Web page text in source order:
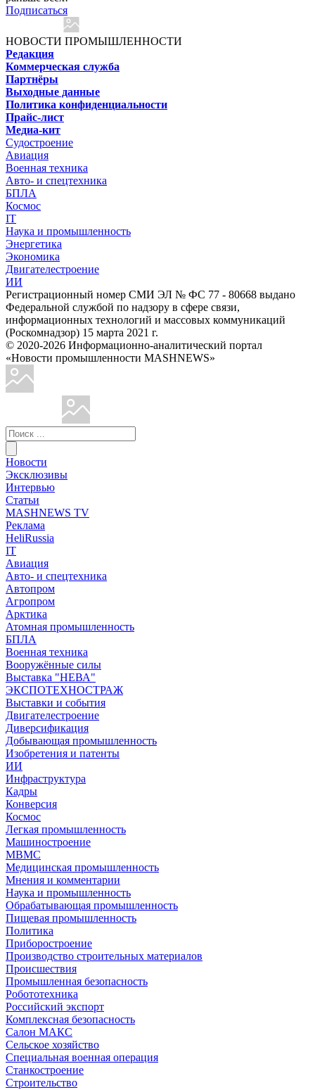
Подписаться
НОВОСТИ ПРОМЫШЛЕННОСТИ
Редакция
Коммерческая служба
Партнёры
Выходные данные
Политика конфиденциальности
Прайс-лист
Медиа-кит
Судостроение
Авиация
Военная техника
Авто- и спецтехника
БПЛА
Космос
IT
Наука и промышленность
Энергетика
Экономика
Двигателестроение
ИИ
Регистрационный номер СМИ ЭЛ № ФС 77 - 80668 выдано
Федеральной службой по надзору в сфере связи,
информационных технологий и массовых коммуникаций
(Роскомнадзор) 15 марта 2021 г.
© 2020-2026 Информационно-аналитический портал
«Новости промышленности MASHNEWS»
Новости
Эксклюзивы
Интервью
Статьи
MASHNEWS TV
Реклама
HeliRussia
IT
Авиация
Авто- и спецтехника
Автопром
Агропром
Арктика
Атомная промышленность
БПЛА
Военная техника
Вооружённые силы
Выставка "НЕВА"
ЭКСПОТЕХНОСТРАЖ
Выставки и события
Двигателестроение
Диверсификация
Добывающая промышленность
Изобретения и патенты
ИИ
Инфраструктура
Кадры
Конверсия
Космос
Легкая промышленность
Машиностроение
МВМС
Медицинская промышленность
Мнения и комментарии
Наука и промышленность
Обрабатывающая промышленность
Пищевая промышленность
Политика
Приборостроение
Производство строительных материалов
Происшествия
Промышленная безопасность
Робототехника
Российский экспорт
Комплексная безопасность
Салон МАКС
Сельское хозяйство
Специальная военная операция
Станкостроение
Строительство